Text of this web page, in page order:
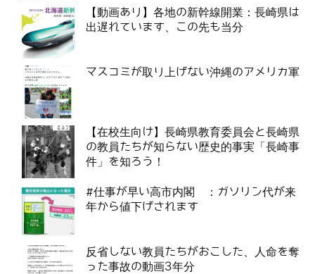
【動画あり】各地の新幹線開業：長崎県は
出遅れています、この先も当分
マスコミが取り上げない沖縄のアメリカ軍
【在校生向け】長崎県教育委員会と長崎県
の教員たちが知らない歴史的事実「長崎事
件」を知ろう！
#仕事が早い高市内閣 ：ガソリン代が来
年から値下げされます
反省しない教員たちがおこした、人命を奪
った事故の動画3年分